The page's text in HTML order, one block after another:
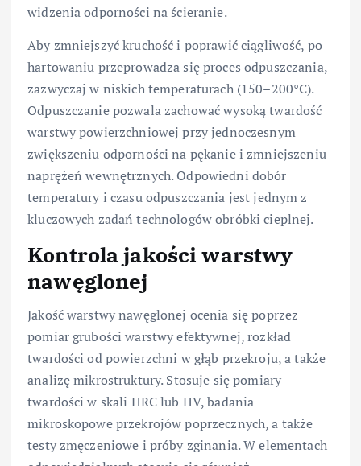
widzenia odporności na ścieranie.
Aby zmniejszyć kruchość i poprawić ciągliwość, po
hartowaniu przeprowadza się proces odpuszczania,
zazwyczaj w niskich temperaturach (150–200°C).
Odpuszczanie pozwala zachować wysoką twardość
warstwy powierzchniowej przy jednoczesnym
zwiększeniu odporności na pękanie i zmniejszeniu
naprężeń wewnętrznych. Odpowiedni dobór
temperatury i czasu odpuszczania jest jednym z
kluczowych zadań technologów obróbki cieplnej.
Kontrola jakości warstwy
nawęglonej
Jakość warstwy nawęglonej ocenia się poprzez
pomiar grubości warstwy efektywnej, rozkład
twardości od powierzchni w głąb przekroju, a także
analizę mikrostruktury. Stosuje się pomiary
twardości w skali HRC lub HV, badania
mikroskopowe przekrojów poprzecznych, a także
testy zmęczeniowe i próby zginania. W elementach